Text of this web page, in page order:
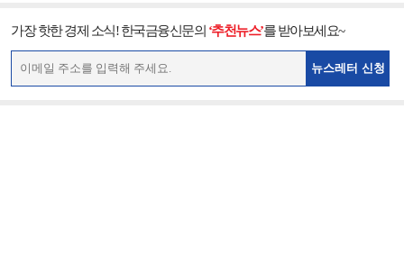
가장 핫한 경제 소식! 한국금융신문의 ‘추천뉴스’를 받아보세요~
뉴스레터 신청